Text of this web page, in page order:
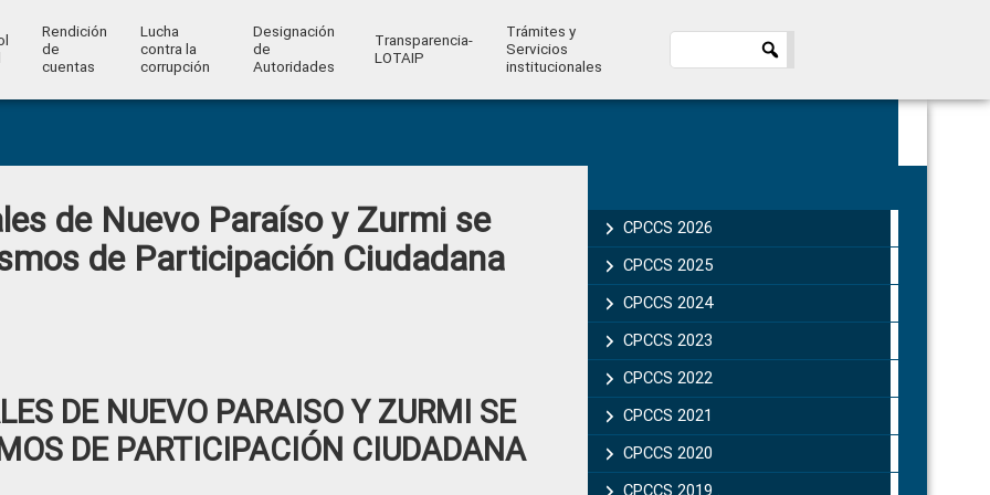
Rendición
de
cuentas
Lucha
contra la
corrupción
Designación
de
Autoridades
Transparencia-
LOTAIP
Trámites y
Servicios
institucionales
de Nuevo Paraíso y Zurmi se
de Participación Ciudadana
DE NUEVO PARAISO Y ZURMI SE
DE PARTICIPACIÓN CIUDADANA
Sidebar
CPCCS 2026
CPCCS 2025
CPCCS 2024
CPCCS 2023
CPCCS 2022
CPCCS 2021
CPCCS 2020
CPCCS 2019 .